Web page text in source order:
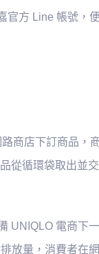
方 Line 帳號，
商店下訂商品，
從循環袋取出並
UNIQLO 電商下
放量，消費者在